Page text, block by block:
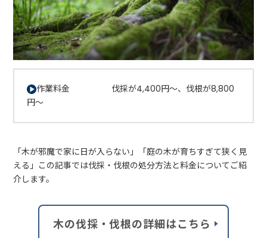
作業料金 伐採が4,400円～、伐根が8,800
円～
「木が邪魔で家に日が入らない」「庭の木が育ちすぎて狭く見
える」この記事では伐採・伐根の処分方法と料金についてご紹
介します。
木の伐採・伐根の詳細はこちら